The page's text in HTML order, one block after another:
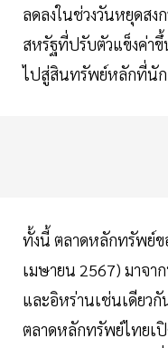
ลดลงในช่วงวันหยุดสง
สหรัฐที่ปรับตัวแข็งค่า
ไปสู่สินทรัพย์หลักที่นัก
ทั้งนี้ ตลาดหลักทรัพย์ข
เมษายน 2567) มาจา
และอิหร่านเช่นเดียว
ตลาดหลักทรัพย์ไทยเ